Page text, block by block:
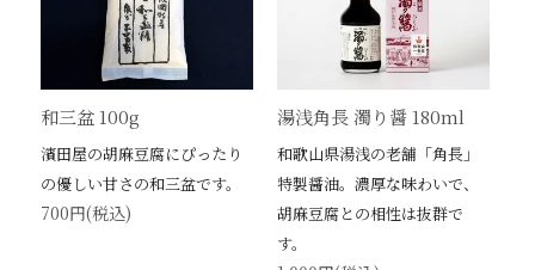
和三盆 100g
濱田屋の胡麻豆腐にぴったり
の優しい甘さの和三盆です。
700円(税込)
湯浅角長 濁り醤 180ml
和歌山県湯浅の老舗「角長」
特製醤油。濃厚な味わいで、
胡麻豆腐との相性は抜群で
す。